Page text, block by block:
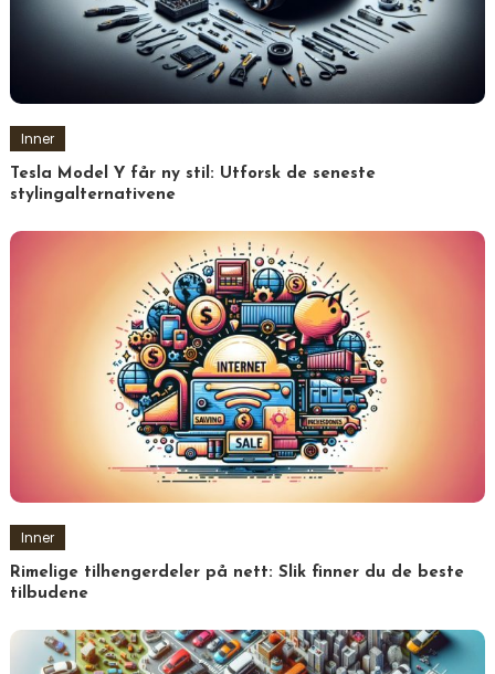
Inner
Tesla Model Y får ny stil: Utforsk de seneste
stylingalternativene
Inner
Rimelige tilhengerdeler på nett: Slik finner du de beste
tilbudene